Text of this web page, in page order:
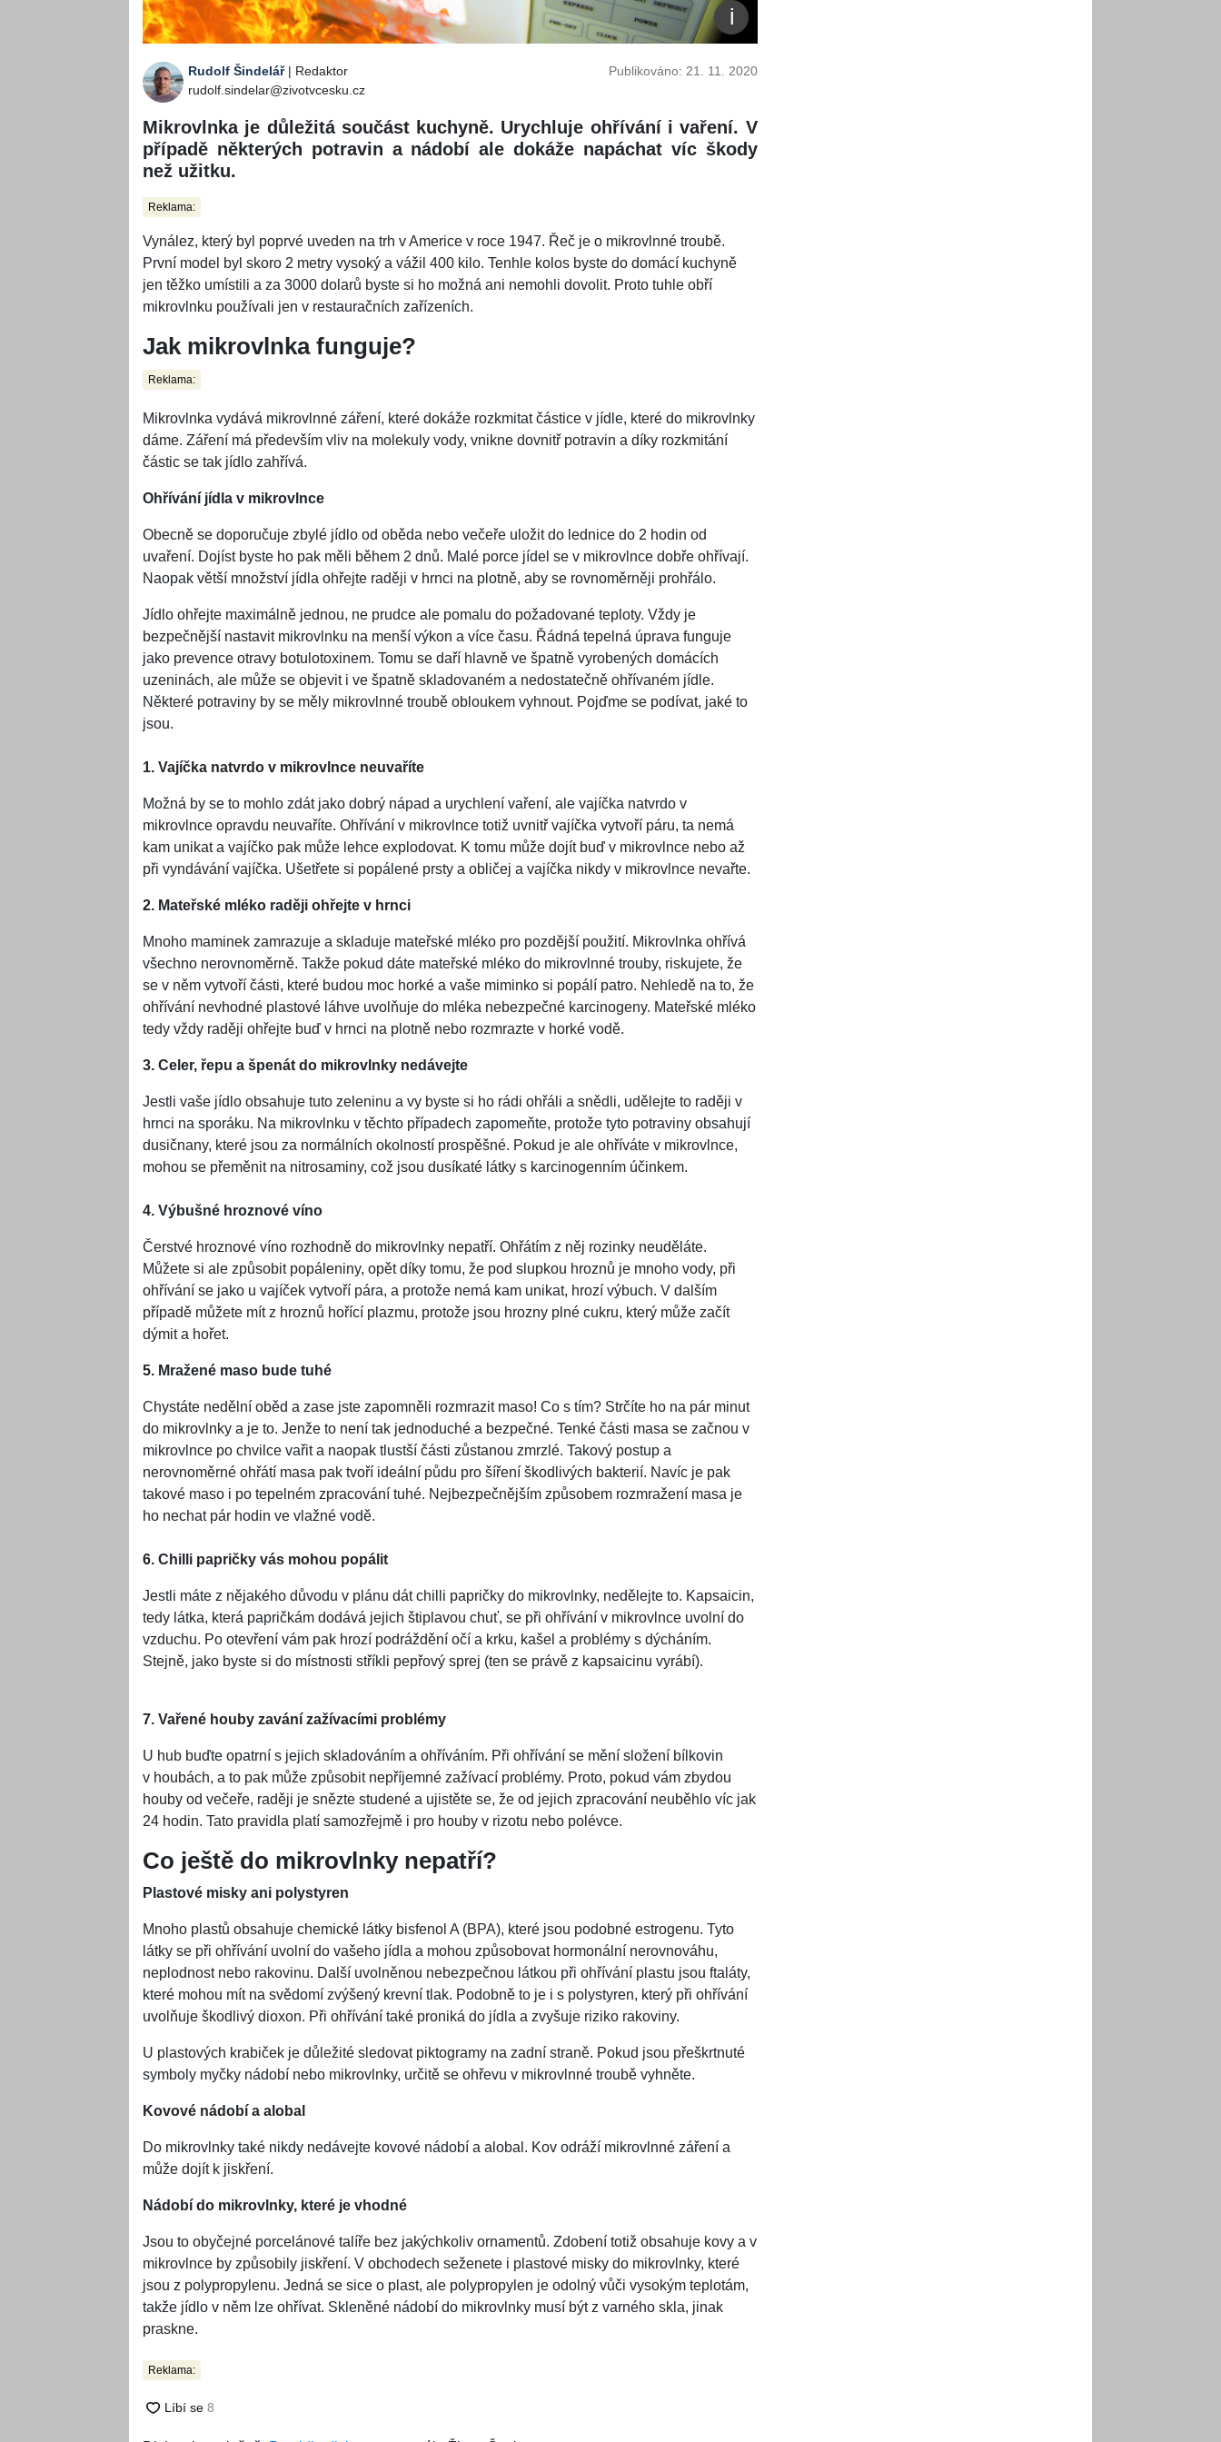
Rudolf Šindelář| Redaktor
rudolf.sindelar@zivotvcesku.cz
Publikováno: 21. 11. 2020
Mikrovlnka je důležitá součást kuchyně. Urychluje ohřívání i vaření. V
případě některých potravin a nádobí ale dokáže napáchat víc škody
než užitku.
Reklama:
Vynález, který byl poprvé uveden na trh v Americe v roce 1947. Řeč je o mikrovlnné troubě.
První model byl skoro 2 metry vysoký a vážil 400 kilo. Tenhle kolos byste do domácí kuchyně
jen těžko umístili a za 3000 dolarů byste si ho možná ani nemohli dovolit. Proto tuhle obří
mikrovlnku používali jen v restauračních zařízeních.
Jak mikrovlnka funguje?
Reklama:
Mikrovlnka vydává mikrovlnné záření, které dokáže rozkmitat částice v jídle, které do mikrovlnky
dáme. Záření má především vliv na molekuly vody, vnikne dovnitř potravin a díky rozkmitání
částic se tak jídlo zahřívá.
Ohřívání jídla v mikrovlnce
Obecně se doporučuje zbylé jídlo od oběda nebo večeře uložit do lednice do 2 hodin od
uvaření. Dojíst byste ho pak měli během 2 dnů. Malé porce jídel se v mikrovlnce dobře ohřívají.
Naopak větší množství jídla ohřejte raději v hrnci na plotně, aby se rovnoměrněji prohřálo.
Jídlo ohřejte maximálně jednou, ne prudce ale pomalu do požadované teploty. Vždy je
bezpečnější nastavit mikrovlnku na menší výkon a více času. Řádná tepelná úprava funguje
jako prevence otravy botulotoxinem. Tomu se daří hlavně ve špatně vyrobených domácích
uzeninách, ale může se objevit i ve špatně skladovaném a nedostatečně ohřívaném jídle.
Některé potraviny by se měly mikrovlnné troubě obloukem vyhnout. Pojďme se podívat, jaké to
jsou.
1. Vajíčka natvrdo v mikrovlnce neuvaříte
Možná by se to mohlo zdát jako dobrý nápad a urychlení vaření, ale vajíčka natvrdo v
mikrovlnce opravdu neuvaříte. Ohřívání v mikrovlnce totiž uvnitř vajíčka vytvoří páru, ta nemá
kam unikat a vajíčko pak může lehce explodovat. K tomu může dojít buď v mikrovlnce nebo až
při vyndávání vajíčka. Ušetřete si popálené prsty a obličej a vajíčka nikdy v mikrovlnce nevařte.
2. Mateřské mléko raději ohřejte v hrnci
Mnoho maminek zamrazuje a skladuje mateřské mléko pro pozdější použití. Mikrovlnka ohřívá
všechno nerovnoměrně. Takže pokud dáte mateřské mléko do mikrovlnné trouby, riskujete, že
se v něm vytvoří části, které budou moc horké a vaše miminko si popálí patro. Nehledě na to, že
ohřívání nevhodné plastové láhve uvolňuje do mléka nebezpečné karcinogeny. Mateřské mléko
tedy vždy raději ohřejte buď v hrnci na plotně nebo rozmrazte v horké vodě.
3. Celer, řepu a špenát do mikrovlnky nedávejte
Jestli vaše jídlo obsahuje tuto zeleninu a vy byste si ho rádi ohřáli a snědli, udělejte to raději v
hrnci na sporáku. Na mikrovlnku v těchto případech zapomeňte, protože tyto potraviny obsahují
dusičnany, které jsou za normálních okolností prospěšné. Pokud je ale ohříváte v mikrovlnce,
mohou se přeměnit na nitrosaminy, což jsou dusíkaté látky s karcinogenním účinkem.
4. Výbušné hroznové víno
Čerstvé hroznové víno rozhodně do mikrovlnky nepatří. Ohřátím z něj rozinky neuděláte.
Můžete si ale způsobit popáleniny, opět díky tomu, že pod slupkou hroznů je mnoho vody, při
ohřívání se jako u vajíček vytvoří pára, a protože nemá kam unikat, hrozí výbuch. V dalším
případě můžete mít z hroznů hořící plazmu, protože jsou hrozny plné cukru, který může začít
dýmit a hořet.
5. Mražené maso bude tuhé
Chystáte nedělní oběd a zase jste zapomněli rozmrazit maso! Co s tím? Strčíte ho na pár minut
do mikrovlnky a je to. Jenže to není tak jednoduché a bezpečné. Tenké části masa se začnou v
mikrovlnce po chvilce vařit a naopak tlustší části zůstanou zmrzlé. Takový postup a
nerovnoměrné ohřátí masa pak tvoří ideální půdu pro šíření škodlivých bakterií. Navíc je pak
takové maso i po tepelném zpracování tuhé. Nejbezpečnějším způsobem rozmražení masa je
ho nechat pár hodin ve vlažné vodě.
6. Chilli papričky vás mohou popálit
Jestli máte z nějakého důvodu v plánu dát chilli papričky do mikrovlnky, nedělejte to. Kapsaicin,
tedy látka, která papričkám dodává jejich štiplavou chuť, se při ohřívání v mikrovlnce uvolní do
vzduchu. Po otevření vám pak hrozí podráždění očí a krku, kašel a problémy s dýcháním.
Stejně, jako byste si do místnosti stříkli pepřový sprej (ten se právě z kapsaicinu vyrábí).
7. Vařené houby zavání zažívacími problémy
U hub buďte opatrní s jejich skladováním a ohříváním. Při ohřívání se mění složení bílkovin
v houbách, a to pak může způsobit nepříjemné zažívací problémy. Proto, pokud vám zbydou
houby od večeře, raději je snězte studené a ujistěte se, že od jejich zpracování neuběhlo víc jak
24 hodin. Tato pravidla platí samozřejmě i pro houby v rizotu nebo polévce.
Co ještě do mikrovlnky nepatří?
Plastové misky ani polystyren
Mnoho plastů obsahuje chemické látky bisfenol A (BPA), které jsou podobné estrogenu. Tyto
látky se při ohřívání uvolní do vašeho jídla a mohou způsobovat hormonální nerovnováhu,
neplodnost nebo rakovinu. Další uvolněnou nebezpečnou látkou při ohřívání plastu jsou ftaláty,
které mohou mít na svědomí zvýšený krevní tlak. Podobně to je i s polystyren, který při ohřívání
uvolňuje škodlivý dioxon. Při ohřívání také proniká do jídla a zvyšuje riziko rakoviny.
U plastových krabiček je důležité sledovat piktogramy na zadní straně. Pokud jsou přeškrtnuté
symboly myčky nádobí nebo mikrovlnky, určitě se ohřevu v mikrovlnné troubě vyhněte.
Kovové nádobí a alobal
Do mikrovlnky také nikdy nedávejte kovové nádobí a alobal. Kov odráží mikrovlnné záření a
může dojít k jiskření.
Nádobí do mikrovlnky, které je vhodné
Jsou to obyčejné porcelánové talíře bez jakýchkoliv ornamentů. Zdobení totiž obsahuje kovy a v
mikrovlnce by způsobily jiskření. V obchodech seženete i plastové misky do mikrovlnky, které
jsou z polypropylenu. Jedná se sice o plast, ale polypropylen je odolný vůči vysokým teplotám,
takže jídlo v něm lze ohřívat. Skleněné nádobí do mikrovlnky musí být z varného skla, jinak
praskne.
Reklama: